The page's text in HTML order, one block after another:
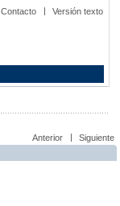
Contacto Versión texto
Anterior Siguiente